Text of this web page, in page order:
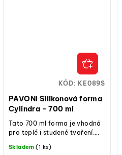
PAVONI Silikonová forma
Cylindra - 700 ml
Skladem (1 ks)
Tato 700 ml forma je vhodná
pro teplé i studené tvoření.
Jde o uměleckou spolupráci...
KÓD: KE089S